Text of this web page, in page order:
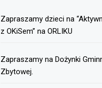
Zapraszamy dzieci na
z OKiSem” na ORLIKU
Zapraszamy na Dożynki
Zbytowej.